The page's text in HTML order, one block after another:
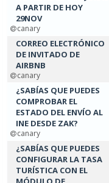
A PARTIR DE HOY
29NOV
canary
CORREO ELECTRÓNICO
DE INVITADO DE
AIRBNB
canary
¿SABÍAS QUE PUEDES
COMPROBAR EL
ESTADO DEL ENVÍO AL
INE DESDE ZAK?
canary
¿SABÍAS QUE PUEDES
CONFIGURAR LA TASA
TURÍSTICA CON EL